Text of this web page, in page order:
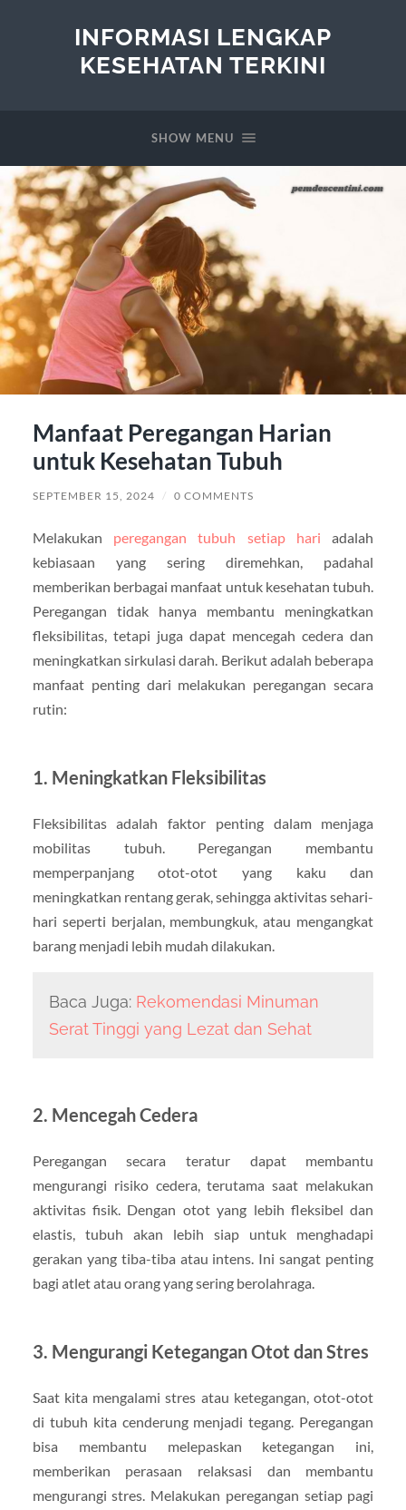
INFORMASI LENGKAP
KESEHATAN TERKINI
SHOW MENU
Manfaat Peregangan Harian
untuk Kesehatan Tubuh
SEPTEMBER 15, 2024 / 0 COMMENTS
Melakukan peregangan tubuh setiap hari adalah
kebiasaan yang sering diremehkan, padahal
memberikan berbagai manfaat untuk kesehatan tubuh.
Peregangan tidak hanya membantu meningkatkan
fleksibilitas, tetapi juga dapat mencegah cedera dan
meningkatkan sirkulasi darah. Berikut adalah beberapa
manfaat penting dari melakukan peregangan secara
rutin:
1. Meningkatkan Fleksibilitas
Fleksibilitas adalah faktor penting dalam menjaga
mobilitas tubuh. Peregangan membantu
memperpanjang otot-otot yang kaku dan
meningkatkan rentang gerak, sehingga aktivitas sehari-
hari seperti berjalan, membungkuk, atau mengangkat
barang menjadi lebih mudah dilakukan.
Baca Juga: Rekomendasi Minuman
Serat Tinggi yang Lezat dan Sehat
2. Mencegah Cedera
Peregangan secara teratur dapat membantu
mengurangi risiko cedera, terutama saat melakukan
aktivitas fisik. Dengan otot yang lebih fleksibel dan
elastis, tubuh akan lebih siap untuk menghadapi
gerakan yang tiba-tiba atau intens. Ini sangat penting
bagi atlet atau orang yang sering berolahraga.
3. Mengurangi Ketegangan Otot dan Stres
Saat kita mengalami stres atau ketegangan, otot-otot
di tubuh kita cenderung menjadi tegang. Peregangan
bisa membantu melepaskan ketegangan ini,
memberikan perasaan relaksasi dan membantu
mengurangi stres. Melakukan peregangan setiap pagi